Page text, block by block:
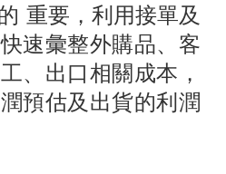
重要，利用接單及
速彙整外購品、客
、出口相關成本，
預估及出貨的利潤